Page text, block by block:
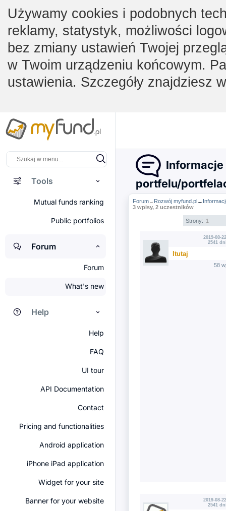
Używamy cookies i podobnych
reklamy, statystyk, możliwości
bez zmiany ustawień Twojej
w Twoim urządzeniu końcowym.
ustawienia. Szczegóły znajdziesz
Tools
Mutual funds ranking
Public portfolios
Forum
Forum
What's new
Help
Help
FAQ
UI tour
API Documentation
Contact
Pricing and functionalities
Android application
iPhone iPad application
Widget for your site
Banner for your website
Informacje
portfelu/
Forum→ Rozwój myfund.pl→
3 wpisy, 2 uczestników
Strony: 1
2019-08-
2541
ltutaj
58
2019-08-
2541